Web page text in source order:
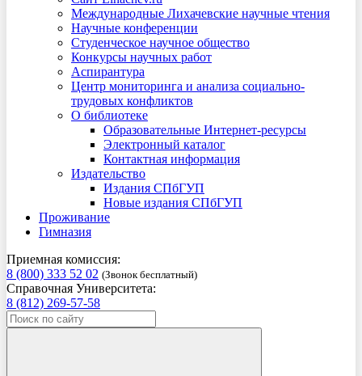
Международные Лихачевские научные чтения
Научные конференции
Студенческое научное общество
Конкурсы научных работ
Аспирантура
Центр мониторинга и анализа социально-
трудовых конфликтов
О библиотеке
Образовательные Интернет-ресурсы
Электронный каталог
Контактная информация
Издательство
Издания СПбГУП
Новые издания СПбГУП
Проживание
Гимназия
Приемная комиссия:
8 (800) 333 52 02 (Звонок бесплатный)
Справочная Университета:
8 (812) 269-57-58